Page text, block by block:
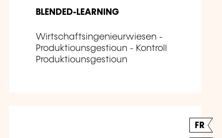
BLENDED-LEARNING
Wirtschaftsingenieurwiesen -
Produktiounsgestioun - Kontroll
Produktiounsgestioun
FR